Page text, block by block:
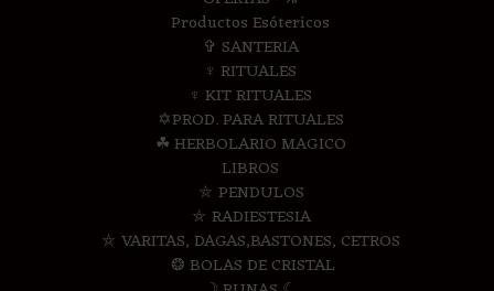
Productos Esótericos
✞ SANTERIA
♆ RITUALES
♆ KIT RITUALES
✡PROD. PARA RITUALES
☘ HERBOLARIO MAGICO
LIBROS
⛤ PENDULOS
⛤ RADIESTESIA
⛤ VARITAS, DAGAS,BASTONES, CETROS
❂ BOLAS DE CRISTAL